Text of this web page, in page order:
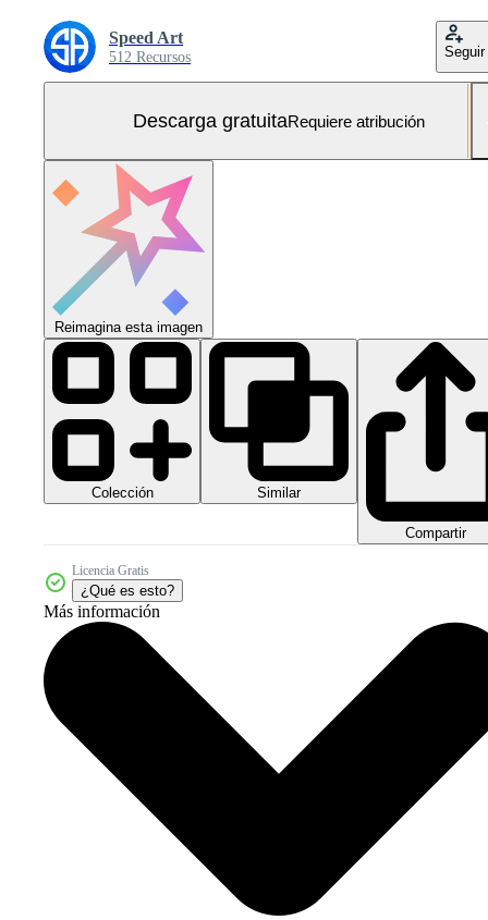
Speed Art
512 Recursos Seguir
Descarga gratuitaRequiere atribución
Reimagina esta imagen
Colección Similar
Compartir
Licencia Gratis
¿Qué es esto?
Más información